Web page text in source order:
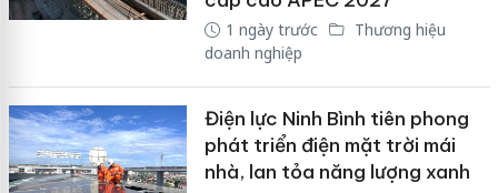
1 ngày trước
Thương hiệu
doanh nghiệp
Điện lực Ninh Bình tiên phong
phát triển điện mặt trời mái
nhà, lan tỏa năng lượng xanh